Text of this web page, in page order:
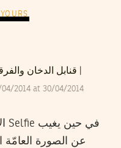
قنابل الدخان
2014 at 30/04/2014
عن الصورة العامّة